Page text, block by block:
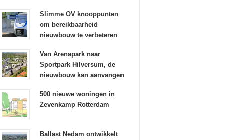
Slimme OV knooppunten
om bereikbaarheid
nieuwbouw te verbeteren
Van Arenapark naar
Sportpark Hilversum, de
nieuwbouw kan aanvangen
500 nieuwe woningen in
Zevenkamp Rotterdam
Ballast Nedam ontwikkelt